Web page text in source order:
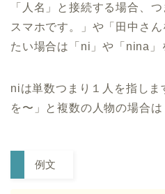
「人名」と接続する場合、
スマホです。」や「田中さ
たい場合は「ni」や「nina」
niは単数つまり１人を指しま
を〜」と複数の人物の場合
例文